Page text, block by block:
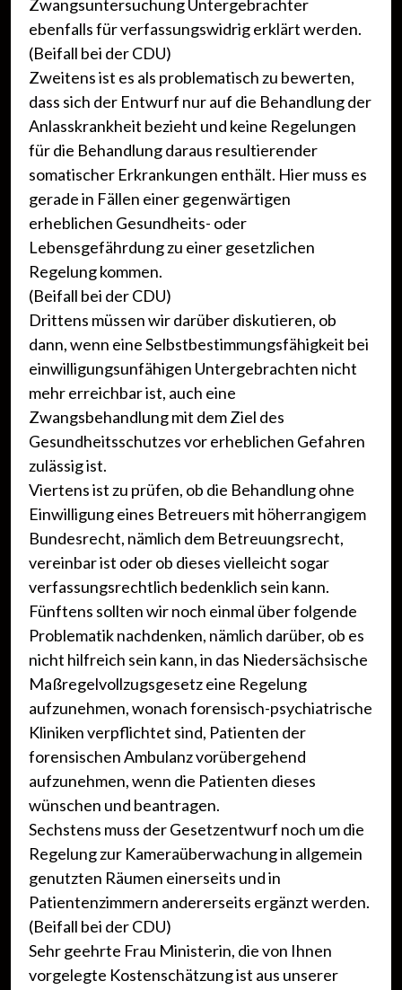
Zwangsuntersuchung Untergebrachter
ebenfalls für verfassungswidrig erklärt werden.
(Beifall bei der CDU)
Zweitens ist es als problematisch zu bewerten,
dass sich der Entwurf nur auf die Behandlung der
Anlasskrankheit bezieht und keine Regelungen
für die Behandlung daraus resultierender
somatischer Erkrankungen enthält. Hier muss es
gerade in Fällen einer gegenwärtigen
erheblichen Gesundheits- oder
Lebensgefährdung zu einer gesetzlichen
Regelung kommen.
(Beifall bei der CDU)
Drittens müssen wir darüber diskutieren, ob
dann, wenn eine Selbstbestimmungsfähigkeit bei
einwilligungsunfähigen Untergebrachten nicht
mehr erreichbar ist, auch eine
Zwangsbehandlung mit dem Ziel des
Gesundheitsschutzes vor erheblichen Gefahren
zulässig ist.
Viertens ist zu prüfen, ob die Behandlung ohne
Einwilligung eines Betreuers mit höherrangigem
Bundesrecht, nämlich dem Betreuungsrecht,
vereinbar ist oder ob dieses vielleicht sogar
verfassungsrechtlich bedenklich sein kann.
Fünftens sollten wir noch einmal über folgende
Problematik nachdenken, nämlich darüber, ob es
nicht hilfreich sein kann, in das Niedersächsische
Maßregelvollzugsgesetz eine Regelung
aufzunehmen, wonach forensisch-psychiatrische
Kliniken verpflichtet sind, Patienten der
forensischen Ambulanz vorübergehend
aufzunehmen, wenn die Patienten dieses
wünschen und beantragen.
Sechstens muss der Gesetzentwurf noch um die
Regelung zur Kameraüberwachung in allgemein
genutzten Räumen einerseits und in
Patientenzimmern andererseits ergänzt werden.
(Beifall bei der CDU)
Sehr geehrte Frau Ministerin, die von Ihnen
vorgelegte Kostenschätzung ist aus unserer